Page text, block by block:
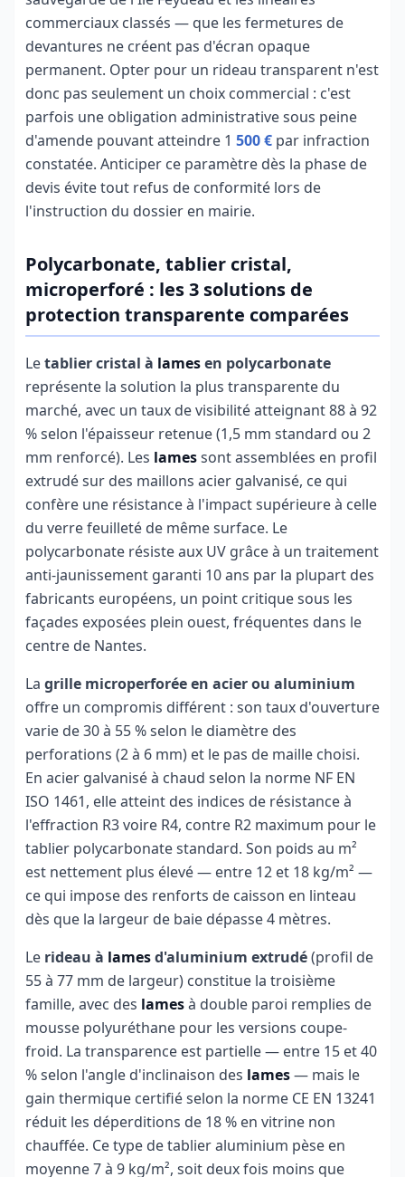
commerciaux classés — que les fermetures de
devantures ne créent pas d'écran opaque
permanent. Opter pour un rideau transparent n'est
donc pas seulement un choix commercial : c'est
parfois une obligation administrative sous peine
d'amende pouvant atteindre 1 500 € par infraction
constatée. Anticiper ce paramètre dès la phase de
devis évite tout refus de conformité lors de
l'instruction du dossier en mairie.
Polycarbonate, tablier cristal,
microperforé : les 3 solutions de
protection transparente comparées
Letablier cristal à lamesen polycarbonate
représente la solution la plus transparente du
marché, avec un taux de visibilité atteignant 88 à 92
% selon l'épaisseur retenue (1,5 mm standard ou 2
mm renforcé). Les lamessont assemblées en profil
extrudé sur des maillons acier galvanisé, ce qui
confère une résistance à l'impact supérieure à celle
du verre feuilleté de même surface. Le
polycarbonate résiste aux UV grâce à un traitement
anti-jaunissement garanti 10 ans par la plupart des
fabricants européens, un point critique sous les
façades exposées plein ouest, fréquentes dans le
centre de Nantes.
La grille microperforée en acier ou aluminium
offre un compromis différent : son taux d'ouverture
varie de 30 à 55 % selon le diamètre des
perforations (2 à 6 mm) et le pas de maille choisi.
En acier galvanisé à chaud selon la norme NF EN
ISO 1461, elle atteint des indices de résistance à
l'effraction R3 voire R4, contre R2 maximum pour le
tablier polycarbonate standard. Son poids au m²
est nettement plus élevé — entre 12 et 18 kg/m² —
ce qui impose des renforts de caisson en linteau
dès que la largeur de baie dépasse 4 mètres.
Le rideau à lamesd'aluminium extrudé(profil de
55 à 77 mm de largeur) constitue la troisième
famille, avec des lamesà double paroi remplies de
mousse polyuréthane pour les versions coupe-
froid. La transparence est partielle — entre 15 et 40
% selon l'angle d'inclinaison des lames— mais le
gain thermique certifié selon la norme CE EN 13241
réduit les déperditions de 18 % en vitrine non
chauffée. Ce type de tablier aluminium pèse en
moyenne 7 à 9 kg/m², soit deux fois moins que